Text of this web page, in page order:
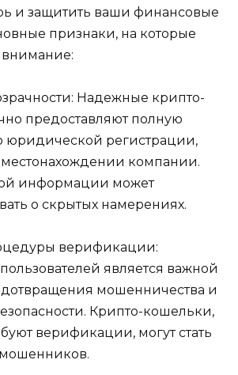
и защитить ваши финансовые
признаки, на которые
внимание:
Надежные крипто-
предоставляют полную
регистрации,
местонахождении компании.
информации может
о скрытых намерениях.
верификации:
является важной
мошенничества и
Крипто-кошельки,
верификации, могут стать